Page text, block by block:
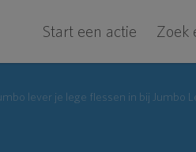
Start een actie Zoek